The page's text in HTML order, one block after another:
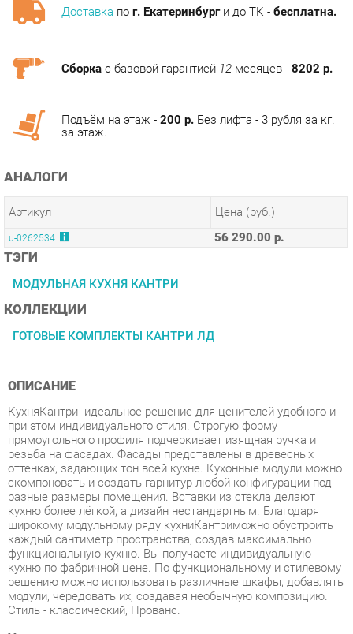
АНАЛОГИ
Артикул
u-0262534 56 290.00 р.
ТЭГИ
МОДУЛЬНАЯ КУХНЯ КАНТРИ
КОЛЛЕКЦИИ
ГОТОВЫЕ КОМПЛЕКТЫ КАНТРИ ЛД
ОПИСАНИЕ
прямоугольного профиля подчеркивает изящная ручка и
резьба на фасадах. Фасады представлены в древесных
оттенках, задающих тон всей кухне. Кухонные модули можно
скомпоновать и создать гарнитур любой конфигурации под
разные размеры помещения. Вставки из стекла делают
кухню более лёгкой, а дизайн нестандартным. Благодаря
широкому модульному ряду кухниКантриможно обустроить
каждый сантиметр пространства, создав максимально
функциональную кухню. Вы получаете индивидуальную
кухню по фабричной цене. По функциональному и стилевому
решению можно использовать различные шкафы, добавлять
модули, чередовать их, создавая необычную композицию.
Стиль - классический, Прованс.
Условия покупки
Благодаря качественным фото, исчерпывающей информации
о характеристиках и параметрах, а также отзывам